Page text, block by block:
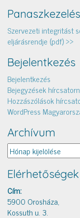
Panaszkezelés
Szervezeti integritást
eljárásrendje (pdf) >>
Bejelentkezés
Bejelentkezés
Bejegyzések
Hozzászólások
WordPress
Archívum
Archívum
Elérhetőségek
Cím:
5900 Orosháza,
Kossuth u. 3.